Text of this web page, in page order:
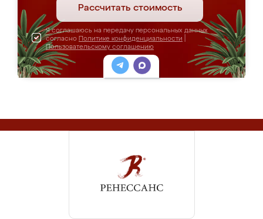
Рассчитать стоимость
Я соглашаюсь на передачу персональных данных
согласно Политике конфиденциальности
Пользовательскому соглашению